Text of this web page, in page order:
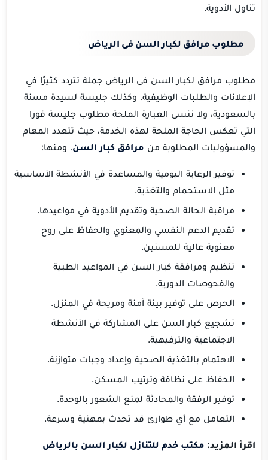
تناول الأدوية.
مطلوب مرافق لكبار السن فى الرياض
مطلوب مرافق لكبار السن فى الرياض جملة تتردد كثيرًا في
الإعلانات والطلبات الوظيفية، وكذلك جليسة لسيدة مسنة
بالسعودية، ولا ننسى العبارة الملحة مطلوب جليسة فورا
التي تعكس الحاجة الملحة لهذه الخدمة، حيث تتعدد المهام
والمسؤوليات المطلوبة من مرافق كبار السن، ومنها:
توفير الرعاية اليومية والمساعدة في الأنشطة الأساسية
مثل الاستحمام والتغذية.
مراقبة الحالة الصحية وتقديم الأدوية في مواعيدها.
تقديم الدعم النفسي والمعنوي والحفاظ على روح
معنوية عالية للمسنين.
تنظيم ومرافقة كبار السن في المواعيد الطبية
والفحوصات الدورية.
الحرص على توفير بيئة آمنة ومريحة في المنزل.
تشجيع كبار السن على المشاركة في الأنشطة
الاجتماعية والترفيهية.
الاهتمام بالتغذية الصحية وإعداد وجبات متوازنة.
الحفاظ على نظافة وترتيب المسكن.
توفير الرفقة والمحادثة لمنع الشعور بالوحدة.
التعامل مع أي طوارئ قد تحدث بمهنية وسرعة.
اقرأ المزيد: مكتب خدم للتنازل لكبار السن بالرياض